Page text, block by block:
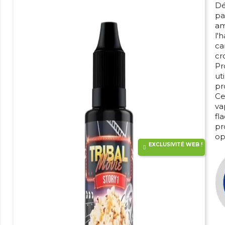
EXCLUSIVITÉ WEB !